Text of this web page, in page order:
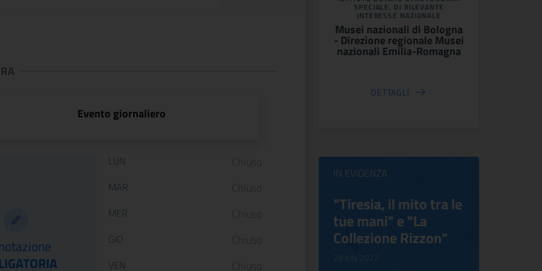
Evento giornaliero
Orario di apertura:
LUN
MAR
MER
GIO
VEN
SPECIALE, DI RILEVANTE
INTERESSE NAZIONALE
Musei nazionali di Bologna
- Direzione regionale Musei
nazionali Emilia-Romagna
DETTAGLI
IN EVIDENZA
1937-1947.
Capolavori salvati
dalla guerra
"Tiresia, il mito tra le
tue mani" e "La
Collezione Rizzon"
28 July 2022